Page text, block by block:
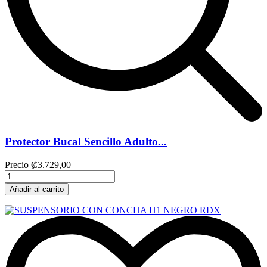
Protector Bucal Sencillo Adulto...
Precio ₡3.729,00
Añadir al carrito